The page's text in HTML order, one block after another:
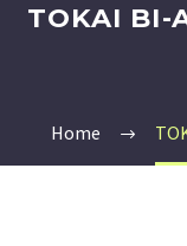
TOKAI BI-
Home